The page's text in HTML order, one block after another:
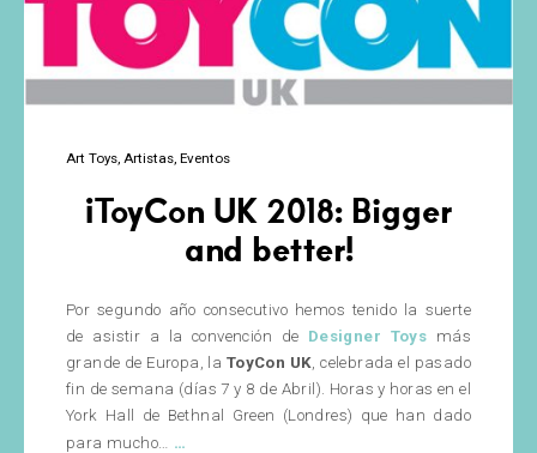
Art Toys Artistas Eventos
¡ToyCon UK 2018: Bigger
and better!
Por segundo año consecutivo hemos tenido la suerte
de asistir a la convención de Designer Toys más
grande de Europa, la ToyCon UK , celebrada el pasado
fin de semana (días 7 y 8 de Abril). Horas y horas en el
York Hall de Bethnal Green (Londres) que han dado
para mucho… …